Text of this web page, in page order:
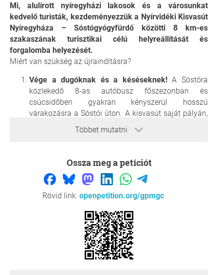
Többet mutatni
Mi, alulírott nyíregyházi lakosok és a városunkat
kedvelő turisták, kezdeményezzük a Nyírvidéki Kisvasút
Nyíregyháza – Sóstógyógyfürdő közötti 8 km-es
szakaszának turisztikai célú helyreállítását és
forgalomba helyezését.
Miért van szükség az újraindításra?
Vége a dugóknak és a késéseknek!A Sóstóra
közlekedő 8-as autóbusz főszezonban és
csúcsidőben gyakran kényszerül hosszú
várakozásra a Sóstói úton. A kisvasút saját pályán,
juttatná el a látogatókat a városból az Állatparkhoz
Turisztikai világszínvonal:
Sóstógyógyfürdő az
elmúlt években óriási fejlődésen ment keresztül. Egy
hangulatos kisvasút nem csupán közlekedési
eszköz, hanem egy újabb "mágnes", amely még
több családot és turistát vonzana Nyíregyházára,
növelve a város bevételeit.
Adott adottságok:A sóstói állomás 3 vágányos
kialakítása és a megmaradt infrastruktúra kiváló
alapul szolgál a gazdaságos és szakszerű
újraindításhoz. Nem egy teljes hálózat, csupán egy
Ossza meg a petíciót
Rövid link: openpetition.org/gpmgc